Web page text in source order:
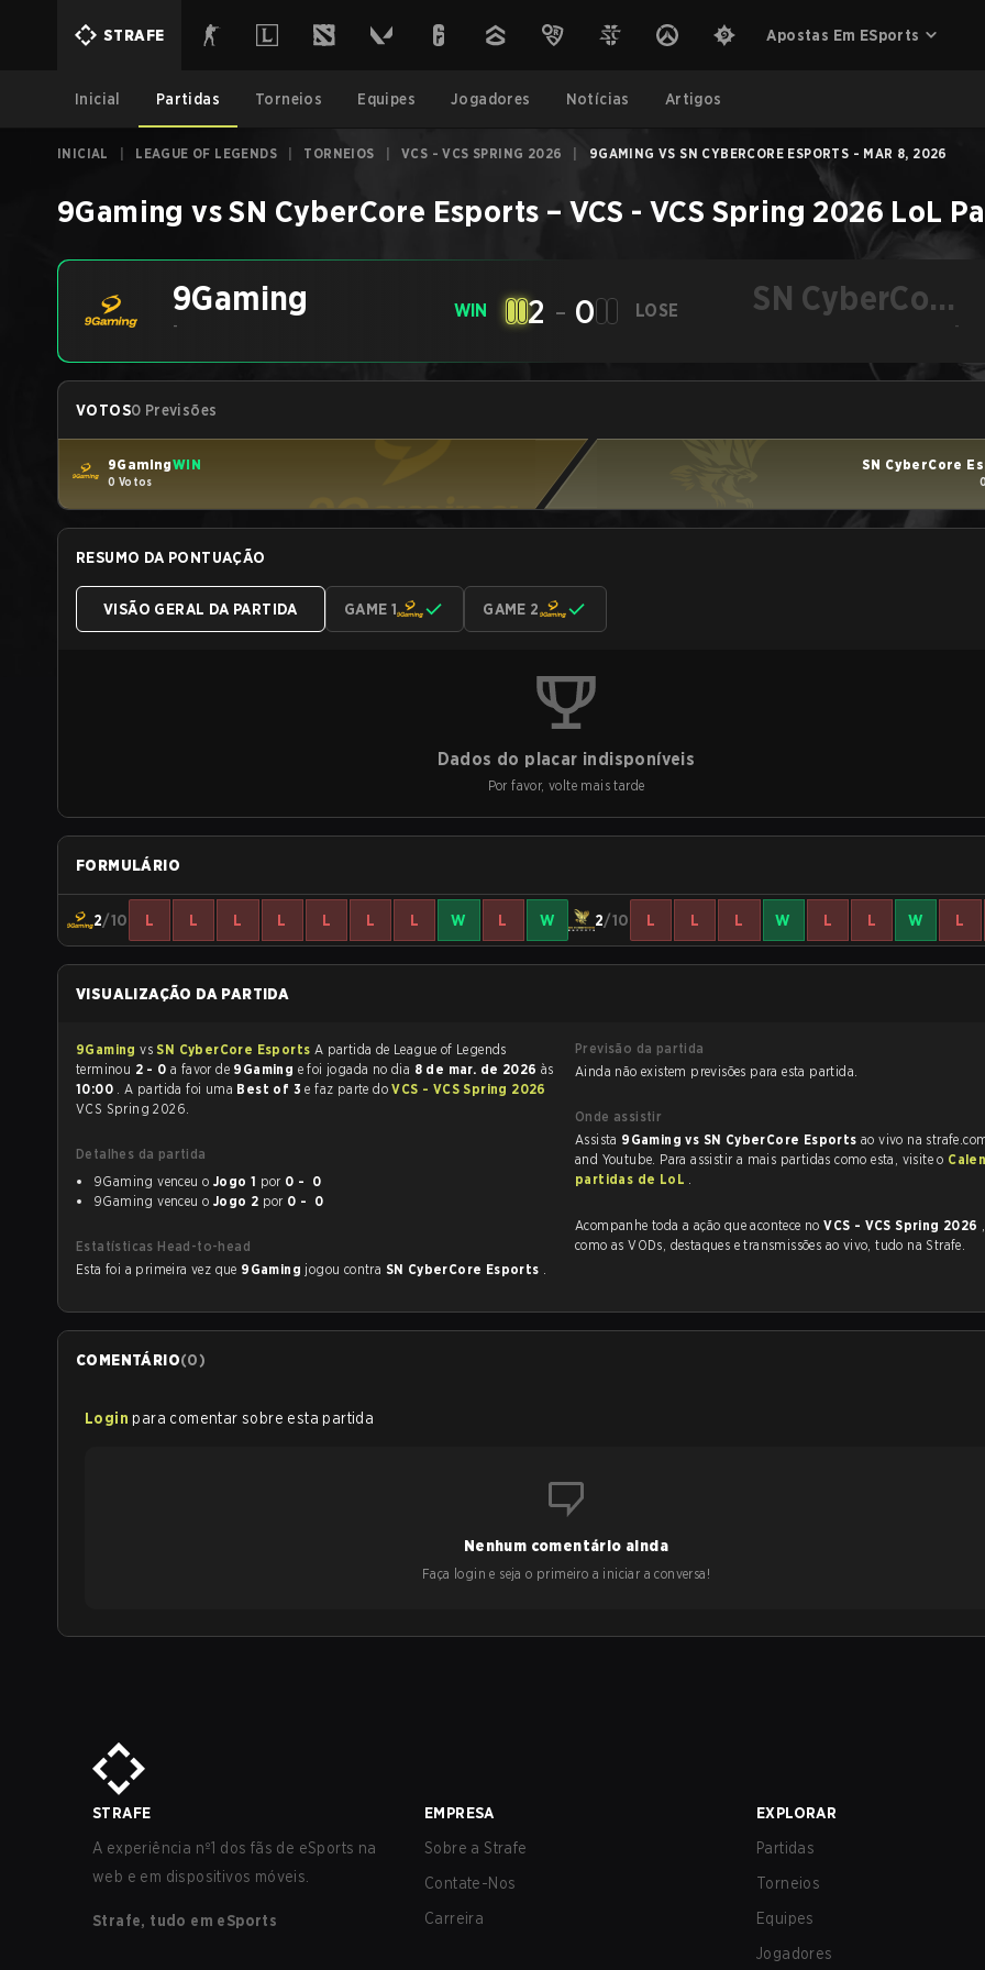
STRAFE Apostas Em ESports
Inicial Partidas Torneios Equipes Jogadores Notícias Artigos
INICIAL LEAGUE OF LEGENDS TORNEIOS VCS - VCS SPRING 2026 9GAMING VS SN CYBERCORE ESPORTS - MAR 8, 2026
9Gaming vsSN CyberCore Esports – VCS - VCS Spring 2026 LoL
9Gaming
-
WIN 2 - 0 LOSE
SN CyberCore
Esports-
VOTOS0 Previsões
9GamingWIN
0 Votos
SN CyberCore
RESUMO DA PONTUAÇÃO
VISÃO GERAL DA PARTIDA GAME 1 GAME 2
Dados do placar indisponíveis
Por favor, volte mais tarde
FORMULÁRIO
2/10 L L L L L L L W L W 2/10 L L L W L L W L
VISUALIZAÇÃO DA PARTIDA
9Gamingvs SN CyberCore Esports A partida de League of Legends
terminou 2 - 0 a favor de 9Gaming e foi jogada no dia 8 de mar. de 2026 às
10:00 . A partida foi uma Best of 3e faz parte doVCS - VCS Spring 2026
VCS Spring 2026.
Detalhes da partida
9Gaming venceu o Jogo 1 por
0 - 0
9Gaming venceu o Jogo 2 por 0 - 0
Estatísticas Head-to-head
Esta foi a primeira vez que 9Gaming jogou contra SN CyberCore Esports .
Previsão da partida
Ainda não existem previsões para esta partida.
Onde assistir
Assista 9Gaming vs SN CyberCore Esports ao vivo na
and Youtube. Para assistir a mais partidas como esta, visite o
partidas de LoL .
Acompanhe toda a ação que acontece noVCS - VCS Spring 2026
como as VODs, destaques e transmissões ao vivo, tudo na Strafe.
COMENTÁRIO(0)
Login para comentar sobre esta partida
Nenhum comentário ainda
Faça login e seja o primeiro a iniciar a conversa!
STRAFE
A experiência nº1 dos fãs de eSports na
web e em dispositivos móveis.
Strafe, tudo em eSports
EMPRESA
Sobre a Strafe
Contate-Nos
Carreira
EXPLORAR
Partidas
Torneios
Equipes
Jogadores